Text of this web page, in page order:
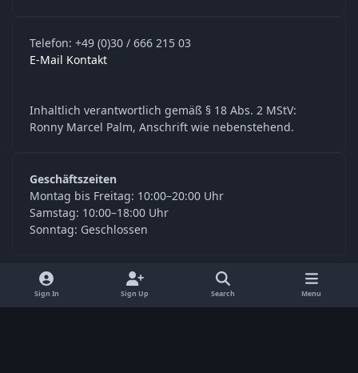
Telefon: +49 (0)30 / 666 215 03
E-Mail Kontakt
Inhaltlich verantwortlich gemäß § 18 Abs. 2 MStV:
Ronny Marcel Palm, Anschrift wie nebenstehend.
Geschäftszeiten
Montag bis Freitag: 10:00–20:00 Uhr
Samstag: 10:00–18:00 Uhr
Sonntag: Geschlossen
o
f
a
Sign In Sign Up Search Menu